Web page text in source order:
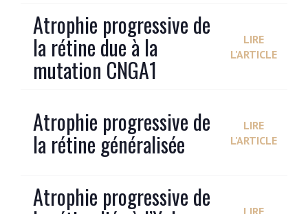
Atrophie progressive de
la rétine due à la
mutation CNGA1
LIRE
L'ARTICLE
Atrophie progressive de
la rétine généralisée
LIRE
L'ARTICLE
Atrophie progressive de
LIRE